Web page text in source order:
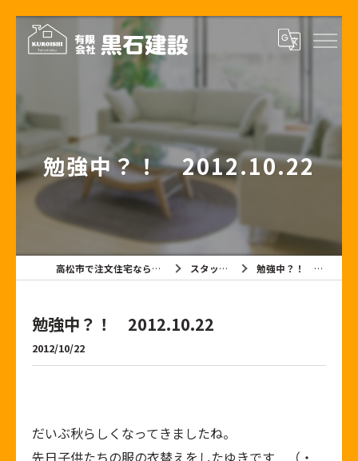
勉強中？！ 2012.10.22
高松市で注文住宅なら有限会社黒石建設 スタッフブログ 勉強中？！ 2012.10.22
勉強中？！ 2012.10.22
2012/10/22
だいぶ秋らしくなってきましたね。
先日子供たちの服の衣替えをしたゆきです （・